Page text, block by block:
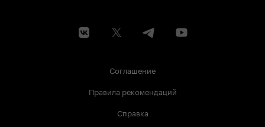
Соглашение
Правила рекомендаций
Справка